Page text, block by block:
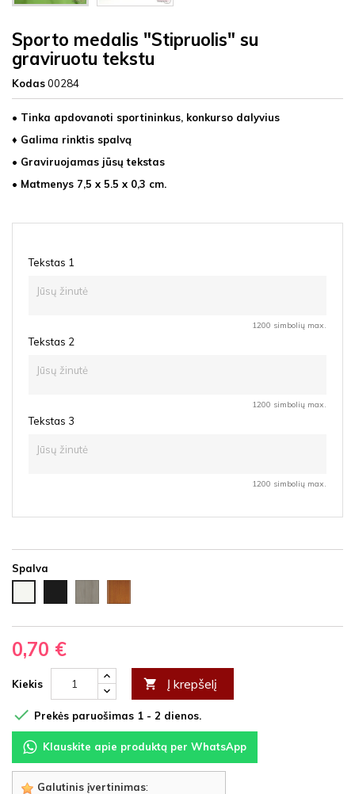
Sporto medalis "Stipruolis" su
graviruotu tekstu
Kodas00284
• Tinka apdovanoti sportininkus, konkurso dalyvius
♦ Galima rinktis spalvą
• Graviruojamas jūsų tekstas
• Matmenys 7,5 x 5.5 x 0,3 cm.
Tekstas 1
1200 simbolių max.
Tekstas 2
1200 simbolių max.
Tekstas 3
1200 simbolių max.
Spalva
HDF
HDF
latte
HDF
0,70 €
Kiekis  Į krepšelį
 Prekės paruošimas 1 - 2 dienos.
Klauskite apie produktą per WhatsApp
Galutinis įvertinimas: